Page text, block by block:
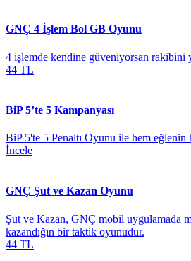
GNÇ 4 İşlem Bol GB Oyunu
4 işlemde kendine güveniyorsan rakibini
44 TL
BiP 5’te 5 Kampanyası
BiP 5'te 5 Penaltı Oyunu ile hem eğlenin
İncele
GNÇ Şut ve Kazan Oyunu
Şut ve Kazan, GNÇ mobil uygulamada
kazandığın bir taktik oyunudur.
44 TL